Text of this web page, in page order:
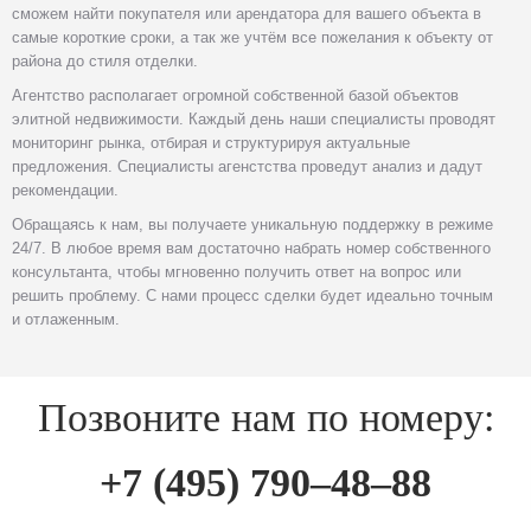
сможем найти покупателя или арендатора для вашего объекта в
самые короткие сроки, а так же учтём все пожелания к объекту от
района до стиля отделки.
Агентство располагает огромной собственной базой объектов
элитной недвижимости. Каждый день наши специалисты проводят
мониторинг рынка, отбирая и структурируя актуальные
предложения. Специалисты агенстства проведут анализ и дадут
рекомендации.
Обращаясь к нам, вы получаете уникальную поддержку в режиме
24/7. В любое время вам достаточно набрать номер собственного
консультанта, чтобы мгновенно получить ответ на вопрос или
решить проблему. С нами процесс сделки будет идеально точным
и отлаженным.
Позвоните нам по номеру:
+7 (495) 790–48–88